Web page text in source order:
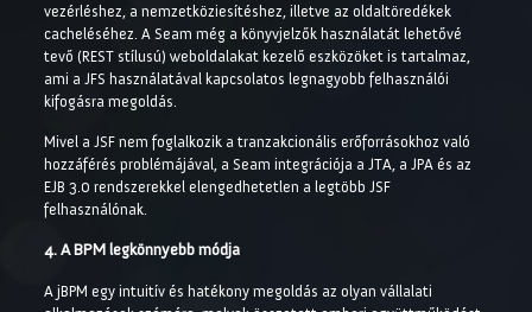
vezérléshez, a nemzetköziesítéshez, illetve az oldaltöredékek
cacheléséhez. A Seam még a könyvjelzők használatát lehetővé
tevő (REST stílusú) weboldalakat kezelő eszközöket is tartalmaz,
ami a JFS használatával kapcsolatos legnagyobb felhasználói
kifogásra megoldás.
Mivel a JSF nem foglalkozik a tranzakcionális erőforrásokhoz való
hozzáférés problémájával, a Seam integrációja a JTA, a JPA és az
EJB 3.0 rendszerekkel elengedhetetlen a legtöbb JSF
felhasználónak.
4. A BPM legkönnyebb módja
A jBPM egy intuitív és hatékony megoldás az olyan vállalati